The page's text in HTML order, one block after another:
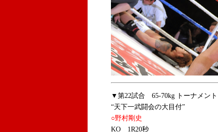
▼第22試合 65-70kg トーナメン
“天下一武闘会の大目付”
○野村剛史
KO 1R20秒